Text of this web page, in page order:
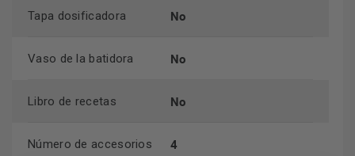
Tapa dosificadora No
Vaso de la batidora No
Libro de recetas No
Número de accesorios 4